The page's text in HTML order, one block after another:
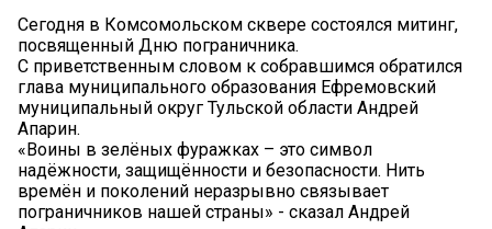
Сегодня в Комсомольском сквере состоялся митинг,
посвященный Дню пограничника.
С приветственным словом к собравшимся обратился
глава муниципального образования Ефремовский
муниципальный округ Тульской области Андрей
Апарин.
«Воины в зелёных фуражках – это символ
надёжности, защищённости и безопасности. Нить
времён и поколений неразрывно связывает
пограничников нашей страны» - сказал Андрей